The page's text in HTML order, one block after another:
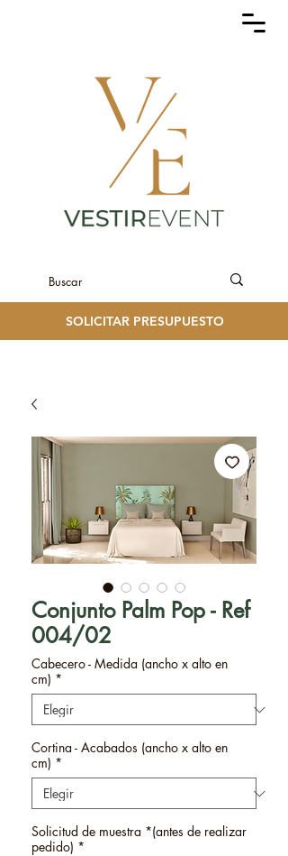
SOLICITAR PRESUPUESTO
Conjunto Palm Pop - Ref
004/02
Cabecero - Medida (ancho x alto en
cm) *
Cortina - Acabados (ancho x alto en
cm) *
Solicitud de muestra *(antes de realizar
pedido) *